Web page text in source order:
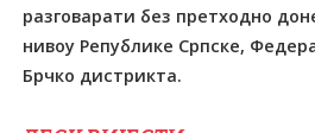
разговарати без претходно
нивоу Републике Српске,
Брчко дистрикта.